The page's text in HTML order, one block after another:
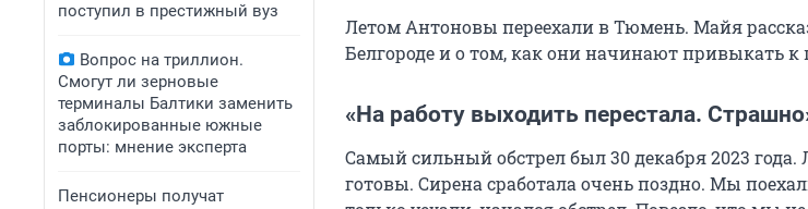
поступил в престижный вуз
Вопрос на триллион.
Смогут ли зерновые
терминалы Балтики заменить
заблокированные южные
порты: мнение эксперта
Пенсионеры получат
Летом Антоновы переехали в Тюмень. Майя
Белгороде и о том, как они начинают привыкать к
«На работу выходить перестала.
Самый сильный обстрел был 30 декабря 2023
готовы. Сирена сработала очень поздно. Мы